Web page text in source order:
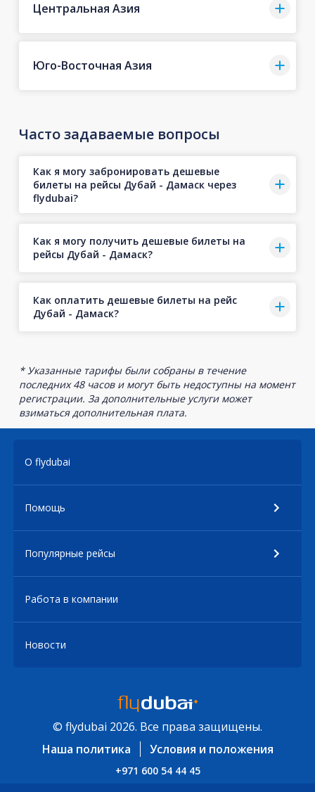
Центральная Азия
Юго-Восточная Азия
Часто задаваемые вопросы
Как я могу забронировать дешевые
билеты на рейсы Дубай - Дамаск через
flydubai?
Как я могу получить дешевые билеты на
рейсы Дубай - Дамаск?
Как оплатить дешевые билеты на рейс
Дубай - Дамаск?
* Указанные тарифы были собраны в течение
последних 48 часов и могут быть недоступны на момент
регистрации. За дополнительные услуги может
взиматься дополнительная плата.
О flydubai
Помощь
Популярные рейсы
Работа в компании
Новости
© flydubai 2026. Все права защищены.
Наша политика
Условия и положения
+971 600 54 44 45